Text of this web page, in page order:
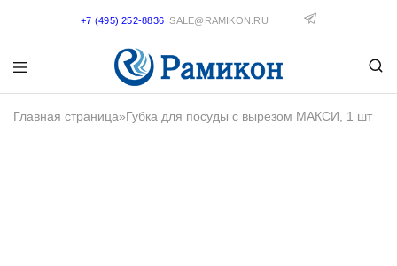
+7 (495) 252-8836 SALE@RAMIKON.RU
Главная страница»Губка для посуды с вырезом МАКСИ, 1 шт